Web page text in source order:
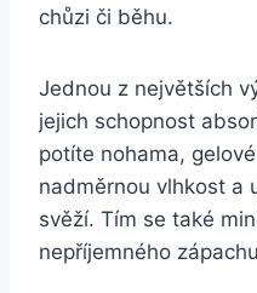
chůzi či běhu.
Jednou z ‍největších
jejich⁤ schopnost
potíte nohama,⁤
nadměrnou vlhkost a
svěží. Tím se také
nepříjemného